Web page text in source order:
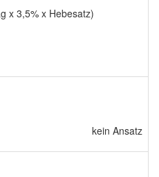
Gewerbesteuer (Gewerbeertrag x 3,5% x Hebesatz)
kein Ansatz